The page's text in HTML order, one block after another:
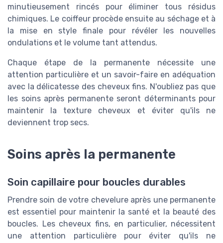
minutieusement rincés pour éliminer tous résidus
chimiques. Le coiffeur procède ensuite au séchage et à
la mise en style finale pour révéler les nouvelles
ondulations et le volume tant attendus.
Chaque étape de la permanente nécessite une
attention particulière et un savoir-faire en adéquation
avec la délicatesse des cheveux fins. N'oubliez pas que
les soins après permanente seront déterminants pour
maintenir la texture cheveux et éviter qu'ils ne
deviennent trop secs.
Soins après la permanente
Soin capillaire pour boucles durables
Prendre soin de votre chevelure après une permanente
est essentiel pour maintenir la santé et la beauté des
boucles. Les cheveux fins, en particulier, nécessitent
une attention particulière pour éviter qu'ils ne